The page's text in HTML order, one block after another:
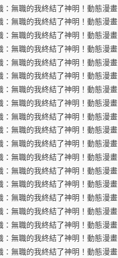
：無職的我終結了神明！動態漫畫
：無職的我終結了神明！動態漫畫
：無職的我終結了神明！動態漫畫
：無職的我終結了神明！動態漫畫
：無職的我終結了神明！動態漫畫
：無職的我終結了神明！動態漫畫
：無職的我終結了神明！動態漫畫
：無職的我終結了神明！動態漫畫
：無職的我終結了神明！動態漫畫
：無職的我終結了神明！動態漫畫
：無職的我終結了神明！動態漫畫
：無職的我終結了神明！動態漫畫
：無職的我終結了神明！動態漫畫
：無職的我終結了神明！動態漫畫
：無職的我終結了神明！動態漫畫
：無職的我終結了神明！動態漫畫
：無職的我終結了神明！動態漫畫
：無職的我終結了神明！動態漫畫
：無職的我終結了神明！動態漫畫